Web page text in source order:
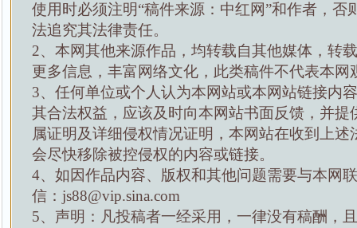
使用时必须注明“稿件来源：中红网”和作者，否
法追究其法律责任。
2、本网其他来源作品，均转载自其他媒体，转
更多信息，丰富网络文化，此类稿件不代表本网
3、任何单位或个人认为本网站或本网站链接内
其合法权益，应该及时向本网站书面反馈，并提
属证明及详细侵权情况证明，本网站在收到上述
会尽快移除被控侵权的内容或链接。
4、如因作品内容、版权和其他问题需要与本网
信：js88@vip.sina.com
5、声明：凡投稿者一经采用，一律没有稿酬，